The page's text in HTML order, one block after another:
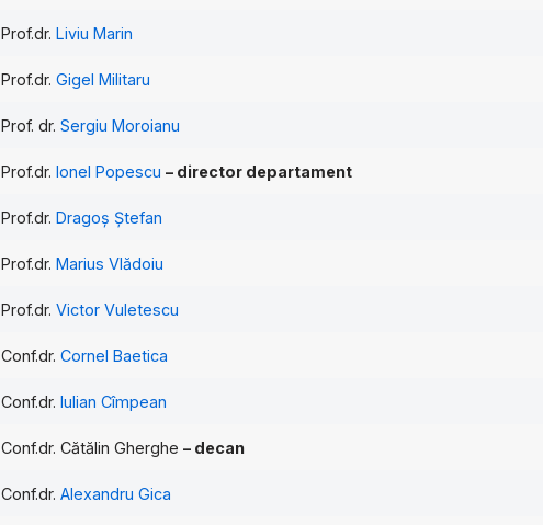
Prof.dr.Liviu Marin
Prof.dr.Gigel Militaru
Prof. dr.Sergiu Moroianu
Prof.dr.Ionel Popescu – director departament
Prof.dr.Dragoș Ștefan
Prof.dr.Marius Vlădoiu
Prof.dr.Victor Vuletescu
Conf.dr.Cornel Baetica
Conf.dr.Iulian Cîmpean
Conf.dr. Cătălin Gherghe– decan
Conf.dr.Alexandru Gica